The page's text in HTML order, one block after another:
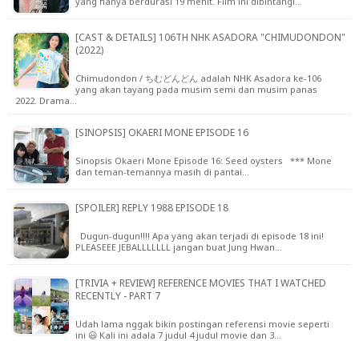
[CAST & DETAILS] 106TH NHK ASADORA "CHIMUDONDON"
(2022)
Chimudondon / ちむどんどん adalah NHK Asadora ke-106
yang akan tayang pada musim semi dan musim panas
2022. Drama…
[SINOPSIS] OKAERI MONE EPISODE 16
Sinopsis Okaeri Mone Episode 16: Seed oysters *** Mone
dan teman-temannya masih di pantai…
[SPOILER] REPLY 1988 EPISODE 18
Dugun-dugun!!!! Apa yang akan terjadi di episode 18 ini!
PLEASEEE JEBALLLLLLL jangan buat Jung Hwan…
[TRIVIA + REVIEW] REFERENCE MOVIES THAT I WATCHED
RECENTLY - PART 7
Udah lama nggak bikin postingan referensi movie seperti
ini 😃 Kali ini adala 7 judul 4 judul movie dan 3…